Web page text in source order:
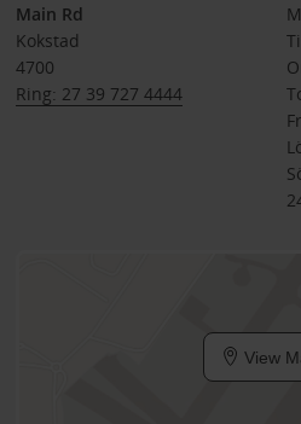
Main Rd
Kokstad
4700
Ring: 27 39 727 4444
View